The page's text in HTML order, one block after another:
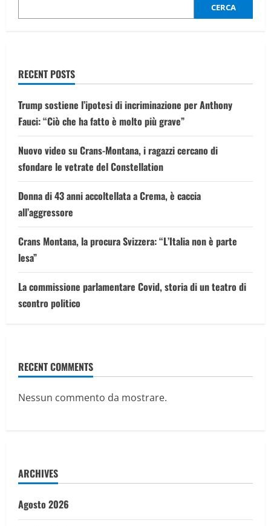
CERCA
RECENT POSTS
Trump sostiene l’ipotesi di incriminazione per Anthony
Fauci: “Ciò che ha fatto è molto più grave”
Nuovo video su Crans-Montana, i ragazzi cercano di
sfondare le vetrate del Constellation
Donna di 43 anni accoltellata a Crema, è caccia
all’aggressore
Crans Montana, la procura Svizzera: “L’Italia non è parte
lesa”
La commissione parlamentare Covid, storia di un teatro di
scontro politico
RECENT COMMENTS
Nessun commento da mostrare.
ARCHIVES
Agosto 2026